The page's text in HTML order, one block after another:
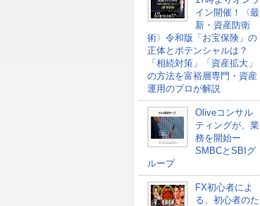
イン開催！〈最
新・資産防衛
術〉令和版「お宝保険」の
正体とポテンシャルは？
「相続対策」「資産拡大」
の方法を富裕層専門・資産
運用のプロが解説
Oliveコンサル
ティングが、業
務を開始ー
SMBCとSBIグ
ループ
FX初心者によ
る、初心者のた